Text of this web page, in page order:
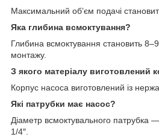
Максимальний об’єм подачі
Яка глибина всмоктування?
Глибина всмоктування становить
монтажу.
З якого матеріалу виготовлений
Корпус насоса виготовлений із
Які патрубки має насос?
Діаметр всмоктувального патрубка
1/4″.